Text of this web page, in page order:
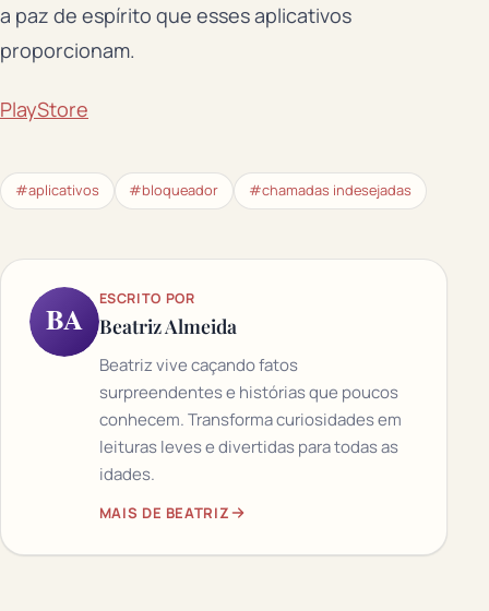
a paz de espírito que esses aplicativos
proporcionam.
PlayStore
#aplicativos #bloqueador #chamadas indesejadas
BA
ESCRITO POR
Beatriz Almeida
Beatriz vive caçando fatos
surpreendentes e histórias que poucos
conhecem. Transforma curiosidades em
leituras leves e divertidas para todas as
idades.
MAIS DE BEATRIZ